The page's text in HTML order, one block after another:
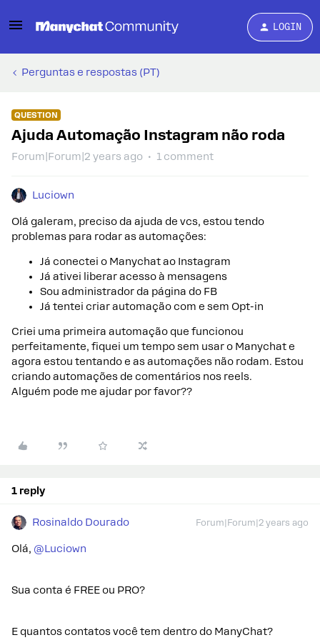
LOGIN
Perguntas e respostas (PT)
QUESTION
Ajuda Automação Instagram não roda
Forum|Forum|2 years ago 1 comment
Luciown
Olá galeram, preciso da ajuda de vcs, estou tendo
problemas para rodar as automações:
Já conectei o Manychat ao Instagram
Já ativei liberar acesso à mensagens
Sou administrador da página do FB
Já tentei criar automação com e sem Opt-in
Criei uma primeira automação que funcionou
perfeitamente, fiquei um tempo sem usar o Manychat e
agora estou tentando e as automações não rodam. Estou
criando automações de comentários nos reels.
Alguém pode me ajudar por favor??
1 reply
Rosinaldo Dourado Forum|Forum|2 years ago
Olá, @Luciown
Sua conta é FREE ou PRO?
E quantos contatos você tem dentro do ManyChat?